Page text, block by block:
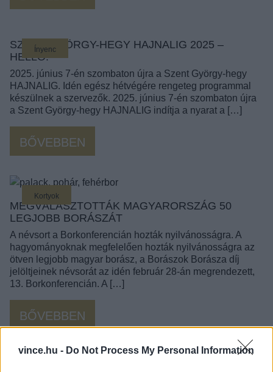
vince.hu - Do Not Process My Personal Information
Ínyenc
SZENT GYÖRGY-HEGY HAJNALIG 2025 –
HELLO!
2025. június 7-én szombaton újra a Szent György-hegy
HAJNALIG. Idén egész hétvégére rengeteg programmal
készülnek a szervezők. 2025. június 7-én szombaton újra
a Szent György-hegy HAJNALIG indítja a nyarat a […]
BŐVEBBEN
Kortyok
MEGVÁLASZTOTTÁK MAGYARORSZÁG 50
LEGJOBB BORÁSZÁT
A névsort a Borkonferencián hozták nyilvánosságra. A
hagyományoknak megfelelően hozták nyilvánosságra az
ötven legjobb magyar borász, a Borászok Borásza díj
jelöltjeinek névsorát az idén február 28-án megrendezett,
13. Borkonferencián. A […]
BŐVEBBEN